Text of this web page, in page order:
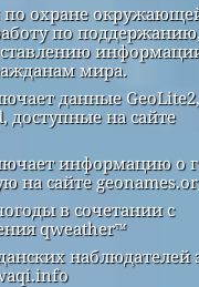
по охране
по поддержанию,
мира.
данные GeoLite2,
доступные на сайте
информацию о
на сайте
в сочетании с
qweather™
наблюдателей